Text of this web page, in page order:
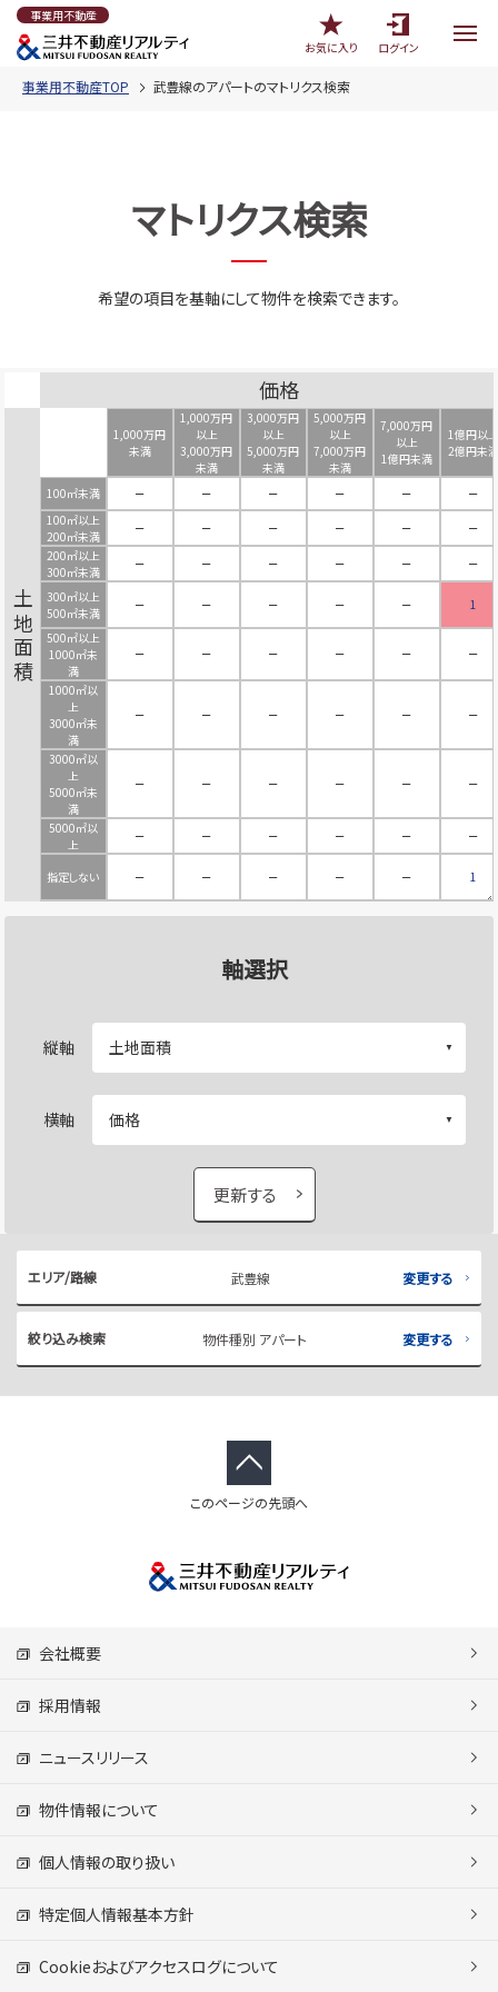
事業用不動産
お気に入り
ログイン
事業用不動産TOP 武豊線のアパートのマトリクス検索
マトリクス検索
希望の項目を基軸にして物件を検索できます。
価格
土地面積
1,000万円
未満
1,000万円
以上
3,000万円
未満
3,000万円
以上
5,000万円
未満
5,000万円
以上
7,000万円
未満
7,000万円
以上
1億円未満
1億円以上
2億円未満
100㎡未満 － － － － －
－
100㎡以上
200㎡未満
－ － － － －
－
200㎡以上
300㎡未満
－ － － － －
－
300㎡以上
500㎡未満
－ － － － －
1
500㎡以上
1000㎡未
満
－ － － － － －
1000㎡以
上
3000㎡未
満
－ － － － － －
3000㎡以
上
5000㎡未
満
－ － － － － －
5000㎡以
上
－ － － － － －
指定しない － － － － － 1
軸選択
縦軸
横軸
更新する
エリア/路線 武豊線 変更する
絞り込み検索 物件種別 アパート 変更する
このページの先頭へ
会社概要
採用情報
ニュースリリース
物件情報について
個人情報の取り扱い
特定個人情報基本方針
Cookieおよびアクセスログについて